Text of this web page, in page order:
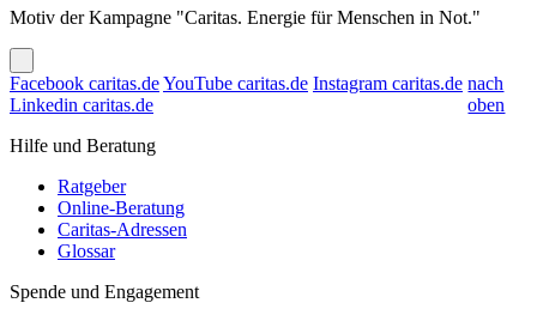
Motiv der Kampagne "Caritas. Energie für Menschen in Not."
Facebook caritas.deYouTube caritas.de Instagram caritas.de
Linkedin caritas.de
nach
oben
Hilfe und Beratung
Ratgeber
Online-Beratung
Caritas-Adressen
Glossar
Spende und Engagement